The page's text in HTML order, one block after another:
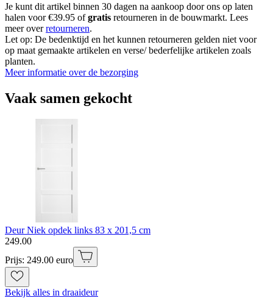
Je kunt dit artikel binnen 30 dagen na aankoop door ons op laten
halen voor €39.95 ofgratis retourneren in de bouwmarkt. Lees
meer overretourneren.
Let op: De bedenktijd en het kunnen retourneren gelden niet voor
op maat gemaakte artikelen en verse/ bederfelijke artikelen zoals
planten.
Meer informatie over de bezorging
Vaak samen gekocht
Deur Niek opdek links 83 x 201,5 cm
249.00
Prijs: 249.00 euro
Bekijk alles in draaideur